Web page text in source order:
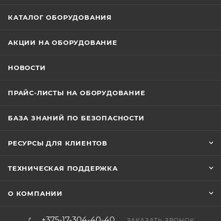
КАТАЛОГ ОБОРУДОВАНИЯ
АКЦИИ НА ОБОРУДОВАНИЕ
НОВОСТИ
ПРАЙС-ЛИСТЫ НА ОБОРУДОВАНИЕ
БАЗА ЗНАНИЙ ПО БЕЗОПАСНОСТИ
РЕСУРСЫ ДЛЯ КЛИЕНТОВ
ТЕХНИЧЕСКАЯ ПОДДЕРЖКА
О КОМПАНИИ